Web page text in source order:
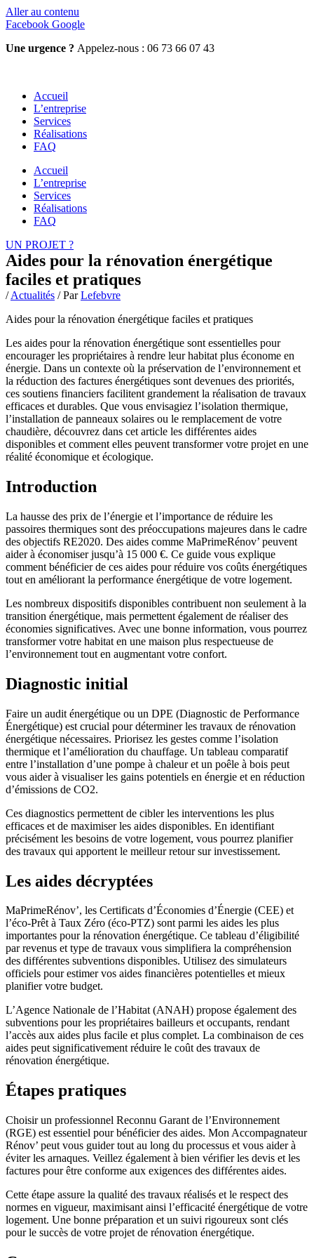
Aller au contenu
Facebook Google
Une urgence ? Appelez-nous : 06 73 66 07 43
Accueil
L’entreprise
Services
Réalisations
FAQ
Accueil
L’entreprise
Services
Réalisations
FAQ
UN PROJET ?
Aides pour la rénovation énergétique
faciles et pratiques
/Actualités / ParLefebvre
Aides pour la rénovation énergétique faciles et pratiques
Les aides pour la rénovation énergétique sont essentielles pour
encourager les propriétaires à rendre leur habitat plus économe en
énergie. Dans un contexte où la préservation de l’environnement et
la réduction des factures énergétiques sont devenues des priorités,
ces soutiens financiers facilitent grandement la réalisation de travaux
efficaces et durables. Que vous envisagiez l’isolation thermique,
l’installation de panneaux solaires ou le remplacement de votre
chaudière, découvrez dans cet article les différentes aides
disponibles et comment elles peuvent transformer votre projet en une
réalité économique et écologique.
Introduction
La hausse des prix de l’énergie et l’importance de réduire les
passoires thermiques sont des préoccupations majeures dans le cadre
des objectifs RE2020. Des aides comme MaPrimeRénov’ peuvent
aider à économiser jusqu’à 15 000 €. Ce guide vous explique
comment bénéficier de ces aides pour réduire vos coûts énergétiques
tout en améliorant la performance énergétique de votre logement.
Les nombreux dispositifs disponibles contribuent non seulement à la
transition énergétique, mais permettent également de réaliser des
économies significatives. Avec une bonne information, vous pourrez
transformer votre habitat en une maison plus respectueuse de
l’environnement tout en augmentant votre confort.
Diagnostic initial
Faire un audit énergétique ou un DPE (Diagnostic de Performance
Énergétique) est crucial pour déterminer les travaux de rénovation
énergétique nécessaires. Priorisez les gestes comme l’isolation
thermique et l’amélioration du chauffage. Un tableau comparatif
entre l’installation d’une pompe à chaleur et un poêle à bois peut
vous aider à visualiser les gains potentiels en énergie et en réduction
d’émissions de CO2.
Ces diagnostics permettent de cibler les interventions les plus
efficaces et de maximiser les aides disponibles. En identifiant
précisément les besoins de votre logement, vous pourrez planifier
des travaux qui apportent le meilleur retour sur investissement.
Les aides décryptées
MaPrimeRénov’, les Certificats d’Économies d’Énergie (CEE) et
l’éco-Prêt à Taux Zéro (éco-PTZ) sont parmi les aides les plus
importantes pour la rénovation énergétique. Ce tableau d’éligibilité
par revenus et type de travaux vous simplifiera la compréhension
des différentes subventions disponibles. Utilisez des simulateurs
officiels pour estimer vos aides financières potentielles et mieux
planifier votre budget.
L’Agence Nationale de l’Habitat (ANAH) propose également des
subventions pour les propriétaires bailleurs et occupants, rendant
l’accès aux aides plus facile et plus complet. La combinaison de ces
aides peut significativement réduire le coût des travaux de
rénovation énergétique.
Étapes pratiques
Choisir un professionnel Reconnu Garant de l’Environnement
(RGE) est essentiel pour bénéficier des aides. Mon Accompagnateur
Rénov’ peut vous guider tout au long du processus et vous aider à
éviter les arnaques. Veillez également à bien vérifier les devis et les
factures pour être conforme aux exigences des différentes aides.
Cette étape assure la qualité des travaux réalisés et le respect des
normes en vigueur, maximisant ainsi l’efficacité énergétique de votre
logement. Une bonne préparation et un suivi rigoureux sont clés
pour le succès de votre projet de rénovation énergétique.